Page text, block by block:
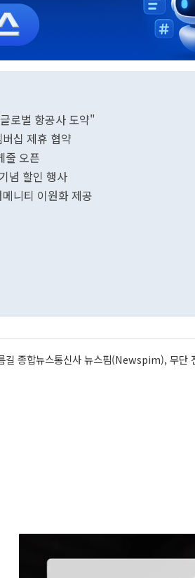
로벌 항공사 도약"
십 제휴 협약
줄 오픈
념 할인 행사
니티 이원화 제공
길 종합뉴스통신사 뉴스핌(Newspim), 무단